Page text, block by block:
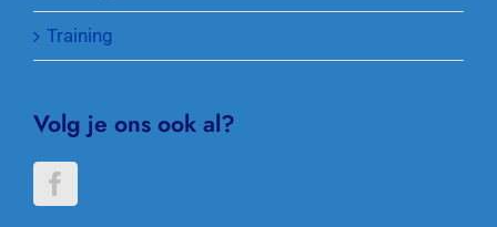
Training
Volg je ons ook al?